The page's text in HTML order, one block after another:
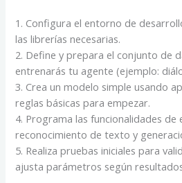
1. Configura el entorno de
las librerías necesarias.
2. Define y prepara el conjunto de
entrenarás tu agente (ejemplo:
3. Crea un modelo simple usando
reglas básicas para empezar.
4. Programa las funcionalidades
reconocimiento de texto y
5. Realiza pruebas iniciales para
ajusta parámetros según